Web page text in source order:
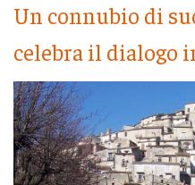
Un connubio di
celebra il dialogo